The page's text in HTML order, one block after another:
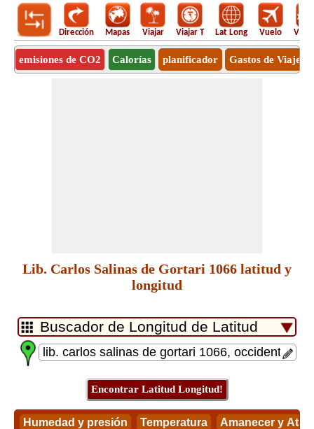
Dirección Mapas Viajar Viajar T Lat Long Vuelo
emisiones de CO2 Calorías planificador Gastos de Viaje
Lib. Carlos Salinas de Gortari 1066 latitud y
longitud